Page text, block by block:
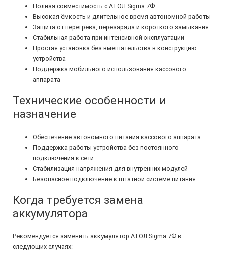
Полная совместимость с АТОЛ Sigma 7Ф
Высокая ёмкость и длительное время автономной работы
Защита от перегрева, перезаряда и короткого замыкания
Стабильная работа при интенсивной эксплуатации
Простая установка без вмешательства в конструкцию
устройства
Поддержка мобильного использования кассового
аппарата
Технические особенности и
назначение
Обеспечение автономного питания кассового аппарата
Поддержка работы устройства без постоянного
подключения к сети
Стабилизация напряжения для внутренних модулей
Безопасное подключение к штатной системе питания
Когда требуется замена
аккумулятора
Рекомендуется заменить аккумулятор АТОЛ Sigma 7Ф в
следующих случаях: